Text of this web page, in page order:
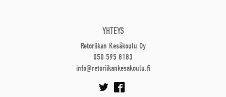
YHTEYS
Retoriikan Kesäkoulu Oy
050 595 8183
info@retoriikankesakoulu.fi